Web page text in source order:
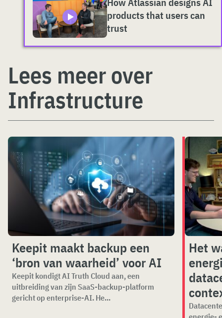
products that users can
trust
Lees meer over
Infrastructure
Keepit maakt backup een
‘bron van waarheid’ voor AI
Keepit kondigt AI Truth Cloud aan, een
uitbreiding van zijn SaaS-backup-platform
gericht op enterprise-AI. He...
Het